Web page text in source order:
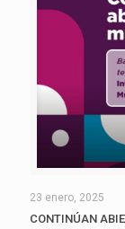
23 enero, 2025
CONTINÚAN